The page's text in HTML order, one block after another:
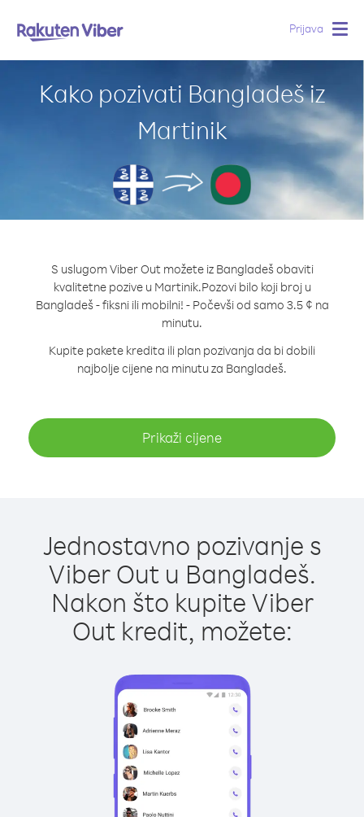
Prijava
Kako pozivati Bangladeš iz
Martinik
S uslugom Viber Out možete iz Bangladeš obaviti
kvalitetne pozive u Martinik.Pozovi bilo koji broj u
Bangladeš - fiksni ili mobilni! - Počevši od samo 3.5 ¢ na
minutu.
Kupite pakete kredita ili plan pozivanja da bi dobili
najbolje cijene na minutu za Bangladeš.
Prikaži cijene
Jednostavno pozivanje s
Viber Out u Bangladeš.
Nakon što kupite Viber
Out kredit, možete: